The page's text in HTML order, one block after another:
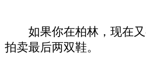
如果你在柏林，现在又
拍卖最后两双鞋。